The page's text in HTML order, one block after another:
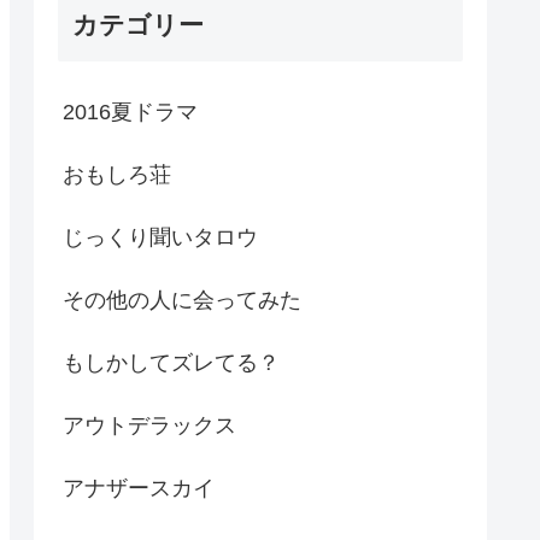
カテゴリー
2016夏ドラマ
おもしろ荘
じっくり聞いタロウ
その他の人に会ってみた
もしかしてズレてる？
アウトデラックス
アナザースカイ